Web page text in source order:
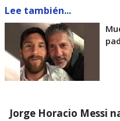
Lee también...
Jorge Horacio Messi